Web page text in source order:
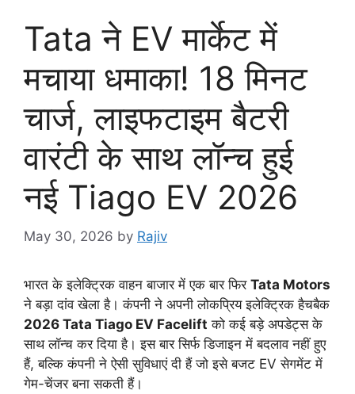
Tata ने EV मार्केट में
मचाया धमाका! 18 मिनट
चार्ज, लाइफटाइम बैटरी
वारंटी के साथ लॉन्च हुई
नई Tiago EV 2026
May 30, 2026 by Rajiv
भारत के इलेक्ट्रिक वाहन बाजार में एक बार फिर Tata Motors
ने बड़ा दांव खेला है। कंपनी ने अपनी लोकप्रिय इलेक्ट्रिक हैचबैक
2026 Tata Tiago EV Facelift को कई बड़े अपडेट्स के
साथ लॉन्च कर दिया है। इस बार सिर्फ डिजाइन में बदलाव नहीं हुए
हैं, बल्कि कंपनी ने ऐसी सुविधाएं दी हैं जो इसे बजट EV सेगमेंट में
गेम-चेंजर बना सकती हैं।